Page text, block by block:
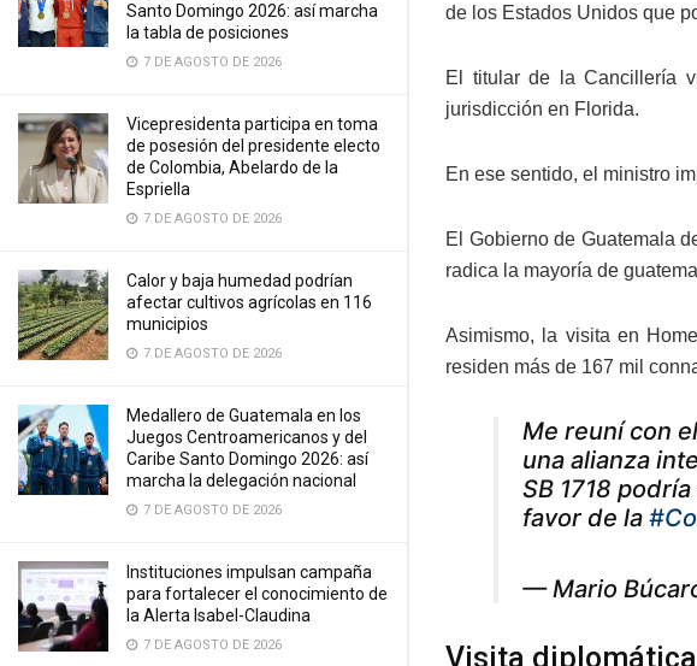
Santo Domingo 2026: así marcha
la tabla de posiciones
7 DE AGOSTO DE 2026
Vicepresidenta participa en toma
de posesión del presidente electo
de Colombia, Abelardo de la
Espriella
7 DE AGOSTO DE 2026
Calor y baja humedad podrían
afectar cultivos agrícolas en 116
municipios
7 DE AGOSTO DE 2026
Medallero de Guatemala en los
Juegos Centroamericanos y del
Caribe Santo Domingo 2026: así
marcha la delegación nacional
7 DE AGOSTO DE 2026
Instituciones impulsan campaña
para fortalecer el conocimiento de
la Alerta Isabel-Claudina
7 DE AGOSTO DE 2026
de los Estados Unidos que
El titular de la Cancillería
jurisdicción en Florida.
En ese sentido, el ministro
El Gobierno de Guatemala
radica la mayoría de
Asimismo, la visita en
residen más de 167 mil
Me reuní con
una alianza
SB 1718
favor de la
— Mario
Visita diplomática